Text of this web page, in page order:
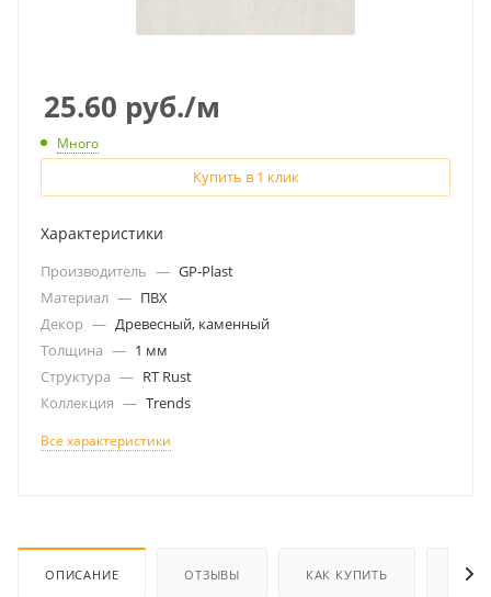
25.60 руб./м
Много
Купить в 1 клик
Характеристики
Производитель — GP-Plast
Материал — ПВХ
Декор — Древесный, каменный
Толщина — 1 мм
Структура — RT Rust
Коллекция — Trends
Все характеристики
ОПИСАНИЕ ОТЗЫВЫ КАК КУПИТЬ